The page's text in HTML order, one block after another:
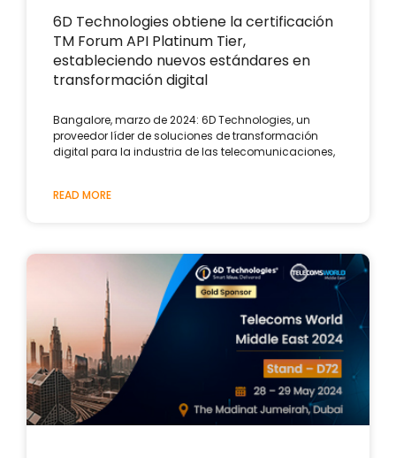
6D Technologies obtiene la certificación
TM Forum API Platinum Tier,
estableciendo nuevos estándares en
transformación digital
Bangalore, marzo de 2024: 6D Technologies, un
proveedor líder de soluciones de transformación
digital para la industria de las telecomunicaciones,
READ MORE